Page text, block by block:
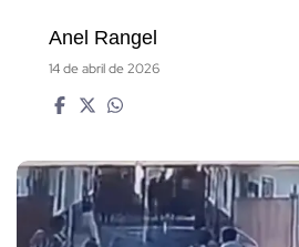
Anel Rangel
14 de abril de 2026